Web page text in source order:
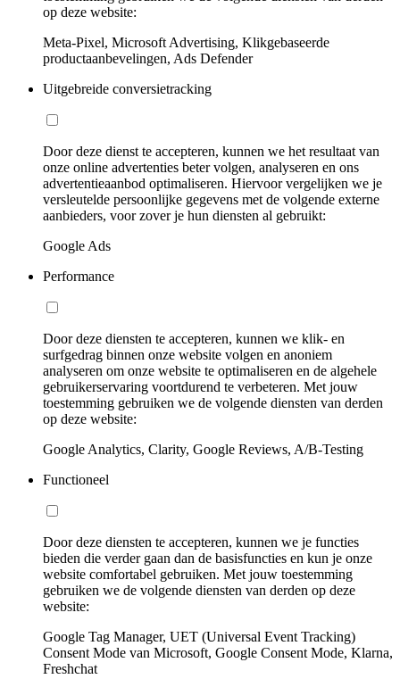
op deze website:
Meta-Pixel, Microsoft Advertising, Klikgebaseerde
productaanbevelingen, Ads Defender
Uitgebreide conversietracking
Door deze dienst te accepteren, kunnen we het resultaat van
onze online advertenties beter volgen, analyseren en ons
advertentieaanbod optimaliseren. Hiervoor vergelijken we je
versleutelde persoonlijke gegevens met de volgende externe
aanbieders, voor zover je hun diensten al gebruikt:
Google Ads
Performance
Door deze diensten te accepteren, kunnen we klik- en
surfgedrag binnen onze website volgen en anoniem
analyseren om onze website te optimaliseren en de algehele
gebruikerservaring voortdurend te verbeteren. Met jouw
toestemming gebruiken we de volgende diensten van derden
op deze website:
Google Analytics, Clarity, Google Reviews, A/B-Testing
Functioneel
Door deze diensten te accepteren, kunnen we je functies
bieden die verder gaan dan de basisfuncties en kun je onze
website comfortabel gebruiken. Met jouw toestemming
gebruiken we de volgende diensten van derden op deze
website:
Google Tag Manager, UET (Universal Event Tracking)
Consent Mode van Microsoft, Google Consent Mode, Klarna,
Freshchat